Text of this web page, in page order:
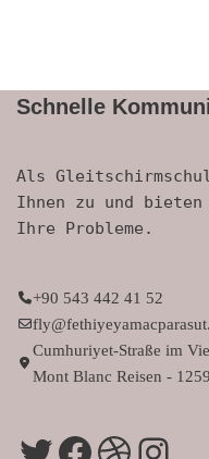
Schnelle
Als
Ihnen zu und
Ihre Probleme.
+90 543 442 41 52
Cumhuriyet-Straße im
Mont Blanc Reisen -